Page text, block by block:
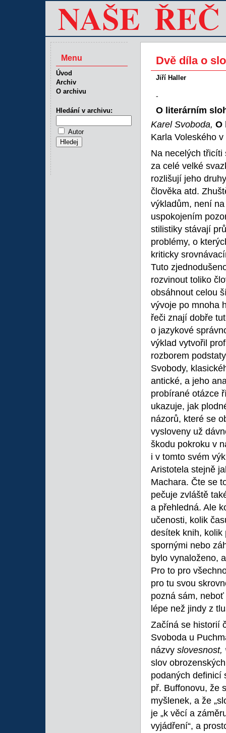
Dvě díla o
Jiří Haller
-
O literárním
Karel Svoboda, O
Karla Voleského v
Na necelých třicíti
za celé velké
rozlišují jeho
člověka atd.
výkladům, není
uspokojením
stilistiky stávají
problémy, o
kriticky
Tuto
rozvinout toliko
obsáhnout celou
vývoje po mnoha
řeči znají dobře
o jazykové
výklad vytvořil
rozborem
Svobody,
antické, a jeho
probírané otázce
ukazuje, jak
názorů, které se
vysloveny už
škodu pokroku v
i v tomto svém
Aristotela stejně
Machara. Čte se
pečuje zvláště
a přehledná. Ale
učenosti, kolik
desítek knih, kolik
spornými nebo
bylo vynaloženo,
Pro to pro
pro tu svou
pozná sám,
lépe než jindy z
Začíná se historií
Svoboda u
názvy slovesnost,
slov
podaných definicí
př. Buffonovu, že
myšlenek, a že
je „k věcí a
vyjádření“, a
Menu
Úvod
Archiv
O archivu
Hledání v archivu:
Autor